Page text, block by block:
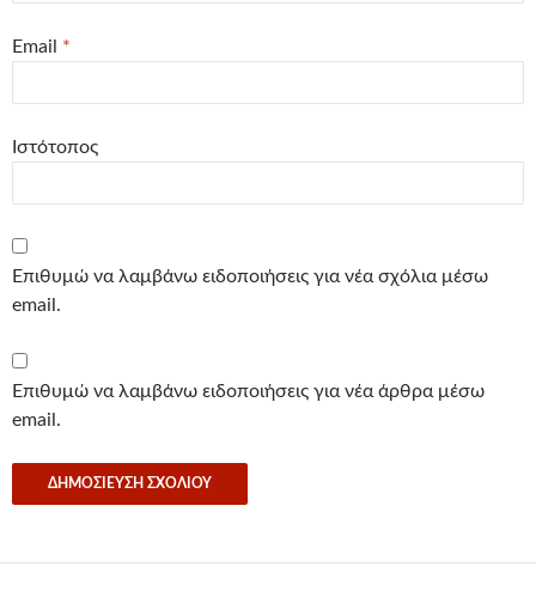
Email *
Ιστότοπος
Επιθυμώ να λαμβάνω ειδοποιήσεις για νέα σχόλια μέσω
email.
Επιθυμώ να λαμβάνω ειδοποιήσεις για νέα άρθρα μέσω
email.